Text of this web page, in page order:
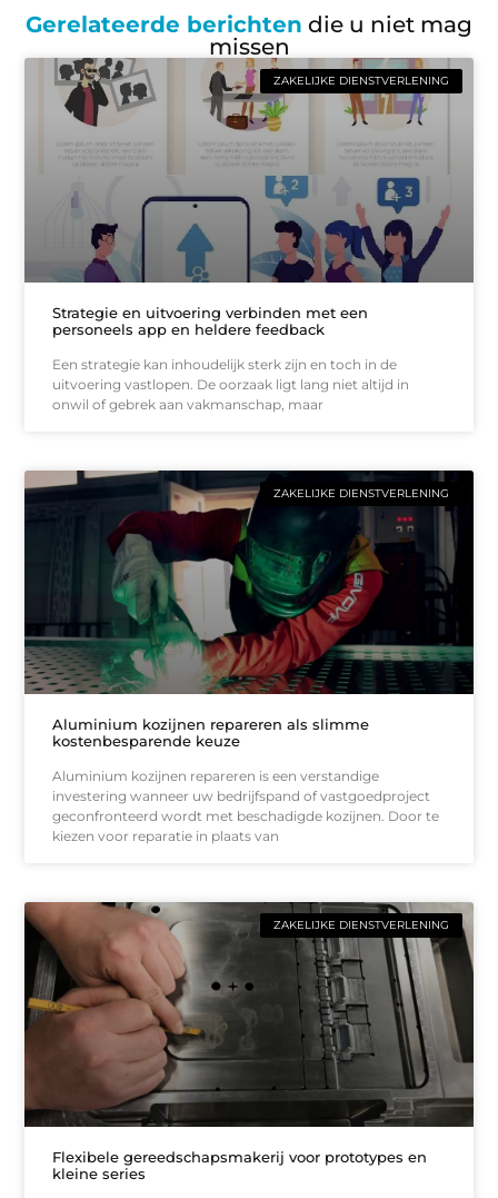
Gerelateerde berichten die u niet mag
missen
ZAKELIJKE DIENSTVERLENING
Strategie en uitvoering verbinden met een
personeels app en heldere feedback
Een strategie kan inhoudelijk sterk zijn en toch in de
uitvoering vastlopen. De oorzaak ligt lang niet altijd in
onwil of gebrek aan vakmanschap, maar
ZAKELIJKE DIENSTVERLENING
Aluminium kozijnen repareren als slimme
kostenbesparende keuze
Aluminium kozijnen repareren is een verstandige
investering wanneer uw bedrijfspand of vastgoedproject
geconfronteerd wordt met beschadigde kozijnen. Door te
kiezen voor reparatie in plaats van
ZAKELIJKE DIENSTVERLENING
Flexibele gereedschapsmakerij voor prototypes en
kleine series